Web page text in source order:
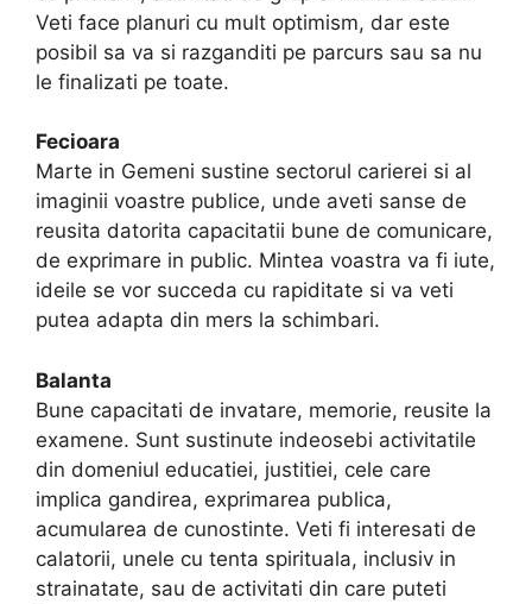
Veti face planuri cu mult optimism, dar este
posibil sa va si razganditi pe parcurs sau sa nu
le finalizati pe toate.
Fecioara
Marte in Gemeni sustine sectorul carierei si al
imaginii voastre publice, unde aveti sanse de
reusita datorita capacitatii bune de comunicare,
de exprimare in public. Mintea voastra va fi iute,
ideile se vor succeda cu rapiditate si va veti
putea adapta din mers la schimbari.
Balanta
Bune capacitati de invatare, memorie, reusite la
examene. Sunt sustinute indeosebi activitatile
din domeniul educatiei, justitiei, cele care
implica gandirea, exprimarea publica,
acumularea de cunostinte. Veti fi interesati de
calatorii, unele cu tenta spirituala, inclusiv in
strainatate, sau de activitati din care puteti